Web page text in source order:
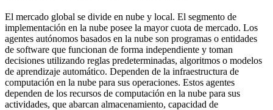
El mercado global se divide en nube y local. El segmento de
implementación en la nube posee la mayor cuota de mercado. Los
agentes autónomos basados ​​en la nube son programas o entidades
de software que funcionan de forma independiente y toman
decisiones utilizando reglas predeterminadas, algoritmos o modelos
de aprendizaje automático. Dependen de la infraestructura de
computación en la nube para sus operaciones. Estos agentes
dependen de los recursos de computación en la nube para sus
actividades, que abarcan almacenamiento, capacidad de